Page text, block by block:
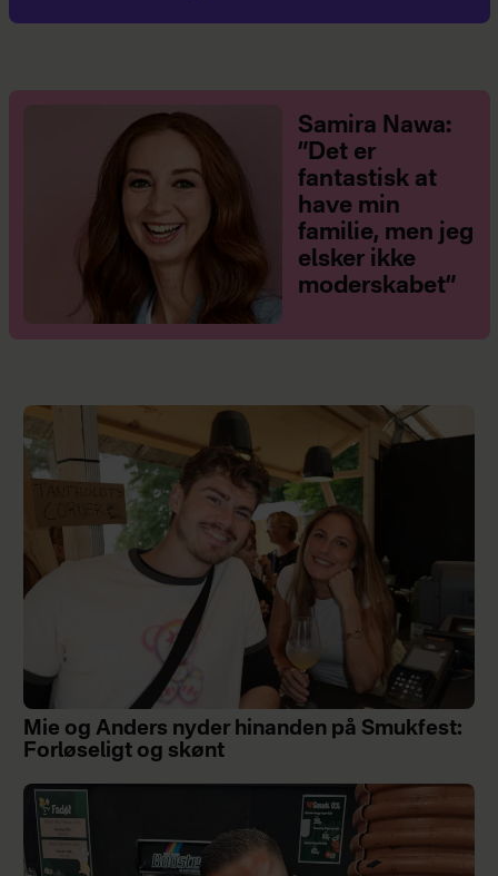
Samira Nawa:
”Det er
fantastisk at
have min
familie, men jeg
elsker ikke
moderskabet”
Mie og Anders nyder hinanden på Smukfest:
Forløseligt og skønt